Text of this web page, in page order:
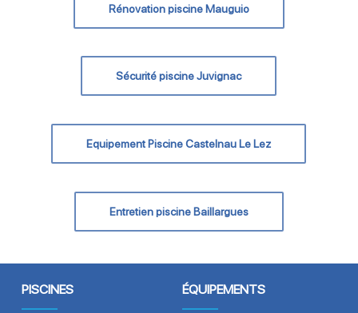
Rénovation piscine Mauguio
Sécurité piscine Juvignac
Equipement Piscine Castelnau Le Lez
Entretien piscine Baillargues
PISCINES ÉQUIPEMENTS